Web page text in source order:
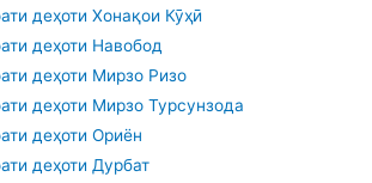
деҳоти Хонақои Кӯҳӣ
деҳоти Навобод
деҳоти Мирзо Ризо
деҳоти Мирзо Турсунзода
деҳоти Ориён
деҳоти Дурбат